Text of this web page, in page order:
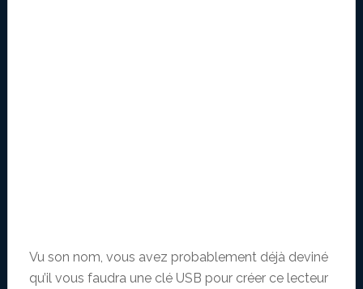
Vu son nom, vous avez probablement déjà deviné
qu’il vous faudra une clé USB pour créer ce lecteur